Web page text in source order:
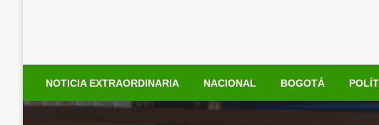
NOTICIA EXTRAORDINARIA NACIONAL BOGOTÁ